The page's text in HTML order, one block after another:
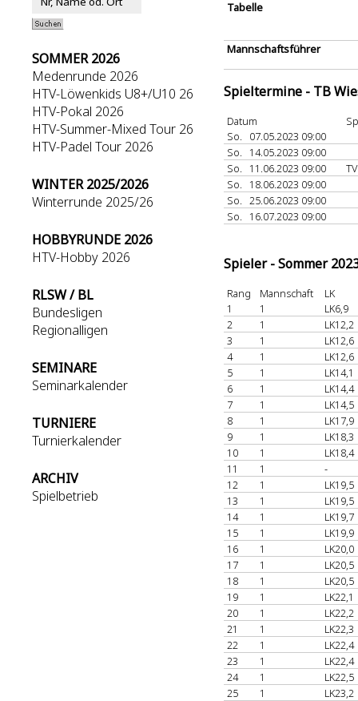
SOMMER 2026
Medenrunde 2026
HTV-Löwenkids U8+/U10 26
HTV-Pokal 2026
HTV-Summer-Mixed Tour 26
HTV-Padel Tour 2026
WINTER 2025/2026
Winterrunde 2025/26
HOBBYRUNDE 2026
HTV-Hobby 2026
RLSW / BL
Bundesligen
Regionalligen
SEMINARE
Seminarkalender
TURNIERE
Turnierkalender
ARCHIV
Spielbetrieb
Tabelle
Mannschaftsführer
Spieltermine - TB
Datum
So.
07.05.2023 09:00
So.
14.05.2023 09:00
So.
11.06.2023 09:00
So.
18.06.2023 09:00
So. 25.06.2023 09:00
So.
16.07.2023 09:00
Spieler - Sommer
Rang Mannschaft
LK
1
1
LK6,9
2
1
LK12,2
3
1
LK12,6
4
1
LK12,6
5
1
LK14,1
6
1
LK14,4
7
1
LK14,5
8
1
LK17,9
9
1
LK18,3
10
1
LK18,4
11
1
-
12
1
LK19,5
13
1
LK19,5
14
1
LK19,7
15
1
LK19,9
16
1
LK20,0
17
1
LK20,5
18
1
LK20,5
19
1
LK22,1
20
1
LK22,2
21
1
LK22,3
22
1
LK22,4
23
1
LK22,4
24
1
LK22,5
25
1
LK23,2